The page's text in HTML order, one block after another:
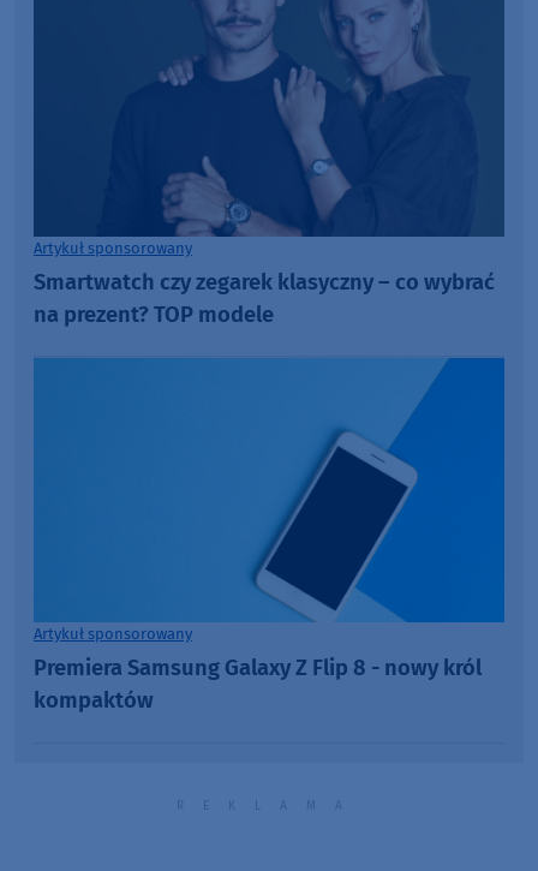
Artykuł sponsorowany
Smartwatch czy zegarek klasyczny – co wybrać
na prezent? TOP modele
Artykuł sponsorowany
Premiera Samsung Galaxy Z Flip 8 - nowy król
kompaktów